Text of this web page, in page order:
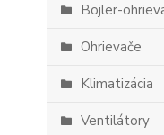
Bojler-
Ohrievače
Klimatizácia
Ventilátory